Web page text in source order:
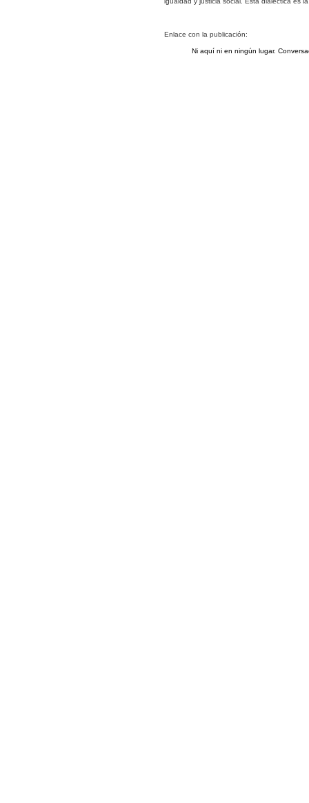
Enlace con la publicación:
Ni aquí ni en ningún lugar.